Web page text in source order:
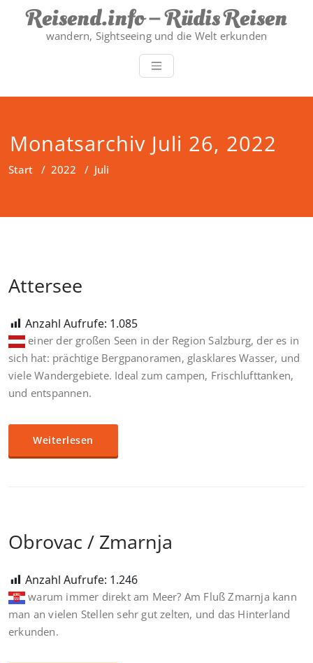
InhaltReisend.info – Rüdis Reisen
wandern, Sightseeing und die Welt erkunden
Monatsarchiv Juli 26, 2022
Start / 2022 / Juli
Attersee
Anzahl Aufrufe: 1.085
einer der großen Seen in der Region Salzburg, der es in
sich hat: prächtige Bergpanoramen, glasklares Wasser, und
viele Wandergebiete. Ideal zum campen, Frischlufttanken,
und entspannen.
Weiterlesen
Obrovac / Zmarnja
Anzahl Aufrufe: 1.246
warum immer direkt am Meer? Am Fluß Zmarnja kann
man an vielen Stellen sehr gut zelten, und das Hinterland
erkunden.